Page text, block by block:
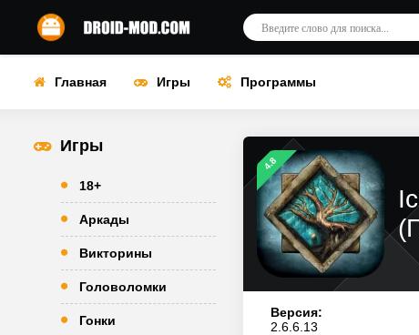
Главная Игры Программы
Игры
18+
Аркады
Викторины
Головоломки
Гонки
4.8
Версия:
2.6.6.13